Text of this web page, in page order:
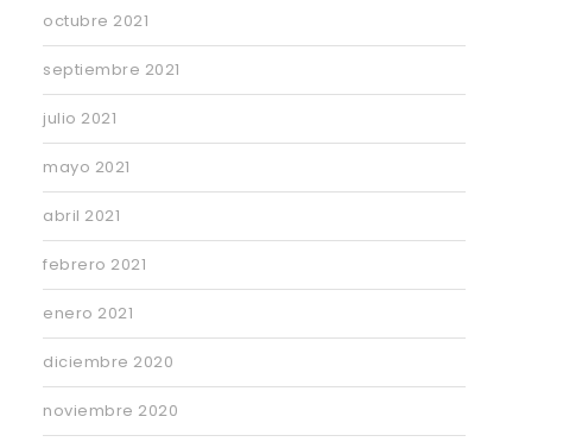
octubre 2021
septiembre 2021
julio 2021
mayo 2021
abril 2021
febrero 2021
enero 2021
diciembre 2020
noviembre 2020